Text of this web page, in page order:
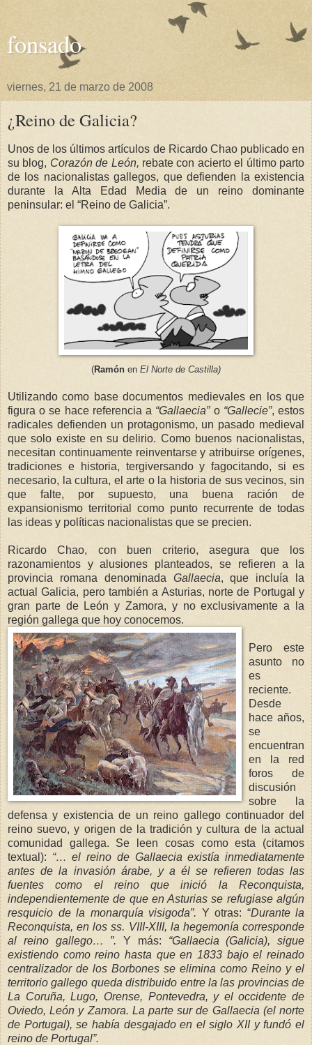
fonsado
viernes, 21 de marzo de 2008
¿Reino de Galicia?
Unos de los últimos artículos de Ricardo Chao publicado en
su blog, Corazón de León, rebate con acierto el último parto
de los nacionalistas gallegos, que defienden la existencia
durante
la Alta Edad Media de un reino dominante
peninsular: el “Reino de Galicia”.
(Ramón en El Norte de Castilla)
Utilizando como base documentos medievales en los que
figura o se hace referencia a “Gallaecia”o “Gallecie”, estos
radicales defienden un protagonismo, un pasado medieval
que solo existe en su delirio. Como buenos nacionalistas,
necesitan continuamente reinventarse y atribuirse orígenes,
tradiciones e historia, tergiversando y fagocitando, si es
necesario, la cultura, el arte o la historia de sus vecinos, sin
que falte, por supuesto, una buena ración de
expansionismo territorial como punto recurrente de todas
las ideas y políticas nacionalistas que se precien.
Ricardo Chao, con buen criterio, asegura que los
razonamientos y alusiones planteados, se refieren a la
provincia romana denominada Gallaecia, que incluía la
actual Galicia, pero también a Asturias, norte de Portugal y
gran parte de León y Zamora, y no exclusivamente a la
región gallega que hoy conocemos.
Pero este
asunto no
es
reciente.
Desde
hace años,
se
encuentran
en la red
foros de
discusión
sobre la
defensa y existencia de un reino gallego continuador del
reino suevo, y origen de la tradición y cultura de la actual
comunidad gallega. Se leen cosas como esta (citamos
textual): “… el reino de Gallaecia existía inmediatamente
antes de la invasión árabe, y a él se refieren todas las
fuentes como el reino que inició la Reconquista,
independientemente de que en Asturias se refugiase algún
resquicio de la monarquía visigoda”. Y otras: “Durante la
Reconquista, en los ss. VIII-XIII, la hegemonía corresponde
al reino gallego… ”. Y más: “Gallaecia (Galicia), sigue
existiendo como reino hasta que en 1833 bajo el reinado
centralizador de los Borbones se elimina como Reino y el
territorio gallego queda distribuido entre la las provincias de
La Coruña, Lugo, Orense, Pontevedra, y el occidente de
Oviedo, León y Zamora. La parte sur de Gallaecia (el norte
de Portugal), se había desgajado en el siglo XII y fundó el
reino de Portugal”.